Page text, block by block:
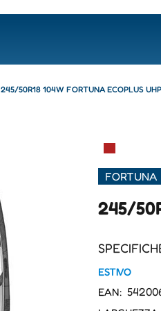
-
245/50R18 104W FORTUNA ECOPLUS
▀
FORTUNA
245/
ESTIVO
EAN: